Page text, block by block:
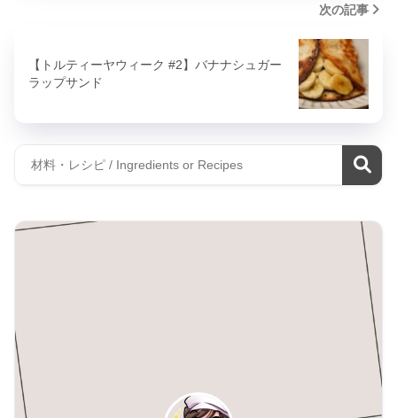
次の記事
【トルティーヤウィーク #2】バナナシュガー
ラップサンド